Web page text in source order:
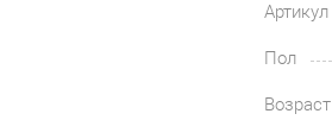
Артикул
Пол
Возраст